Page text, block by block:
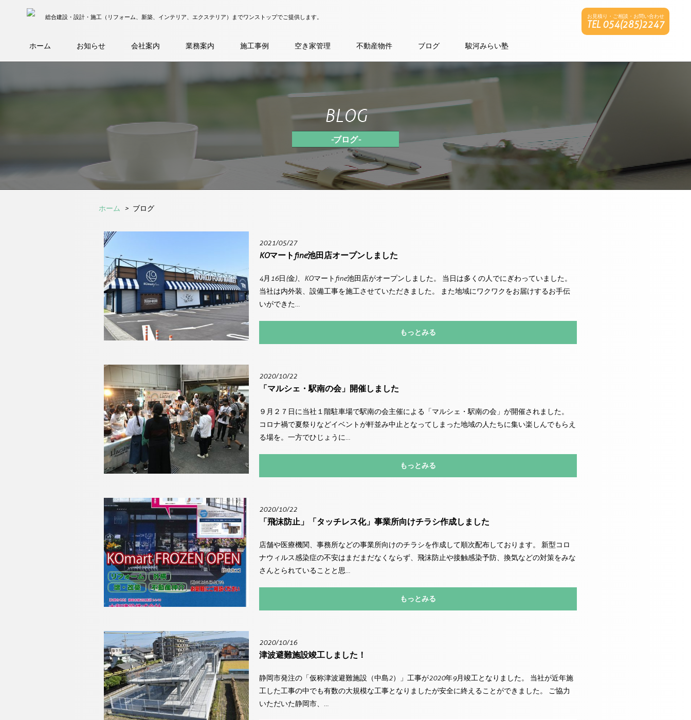
総合建設・設計・施工（リフォーム、新築、インテリア、エクステリア）までワンストップでご提供します。 お見積り・ご相談・お問い合わせ
TEL 054(285)2247
ホーム お知らせ 会社案内 業務案内 施工事例 空き家管理 不動産物件 ブログ 駿河みらい塾
BLOG
- ブログ -
ホーム ブログ
2021/05/27
KOマートfine池田店オープンしました
4月16日(金)、KOマートfine池田店がオープンしました。 当日は多くの人でにぎわっていました。
当社は内外装、設備工事を施工させていただきました。 また地域にワクワクをお届けするお手伝
いができた…
もっとみる
2020/10/22
「マルシェ・駅南の会」開催しました
９月２７日に当社１階駐車場で駅南の会主催による「マルシェ・駅南の会」が開催されました。
コロナ禍で夏祭りなどイベントが軒並み中止となってしまった地域の人たちに集い楽しんでもらえ
る場を。一方でひじょうに…
もっとみる
2020/10/22
「飛沫防止」「タッチレス化」事業所向けチラシ作成しました
店舗や医療機関、事務所などの事業所向けのチラシを作成して順次配布しております。 新型コロ
ナウィルス感染症の不安はまだまだなくならず、飛沫防止や接触感染予防、換気などの対策をみな
さんとられていることと思…
もっとみる
2020/10/16
津波避難施設竣工しました！
静岡市発注の「仮称津波避難施設（中島2）」工事が2020年9月竣工となりました。 当社が近年施
工した工事の中でも有数の大規模な工事となりましたが安全に終えることができました。 ご協力
いただいた静岡市、…